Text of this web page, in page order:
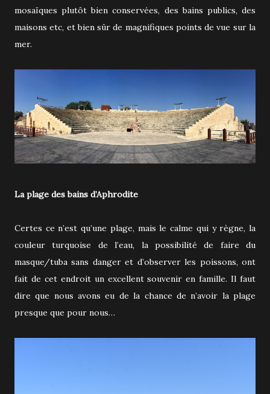
mosaïques plutôt bien conservées, des bains publics, des
maisons etc, et bien sûr de magnifiques points de vue sur la
mer.
La plage des bains d’Aphrodite
Certes ce n’est qu’une plage, mais le calme qui y règne, la
couleur turquoise de l’eau, la possibilité de faire du
masque/tuba sans danger et d’observer les poissons, ont
fait de cet endroit un excellent souvenir en famille. Il faut
dire que nous avons eu de la chance de n’avoir la plage
presque que pour nous…